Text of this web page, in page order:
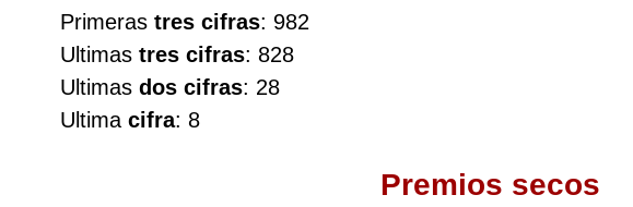
Astro Luna
Cafeterito Tarde
Primeras tres cifras: 982
Ultimas tres cifras: 828
Ultimas dos cifras: 28
Ultima cifra: 8
Premios secos